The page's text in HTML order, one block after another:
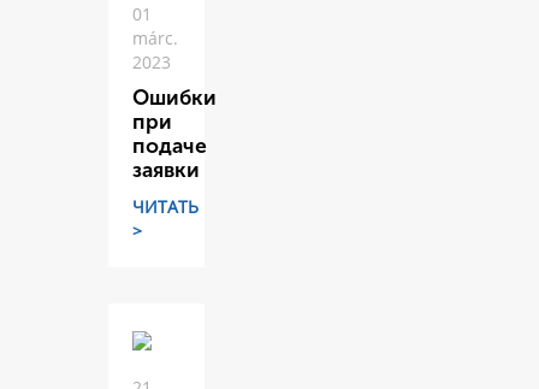
01
márc.
2023
Ошибки
при
подаче
заявки
ЧИТАТЬ
>